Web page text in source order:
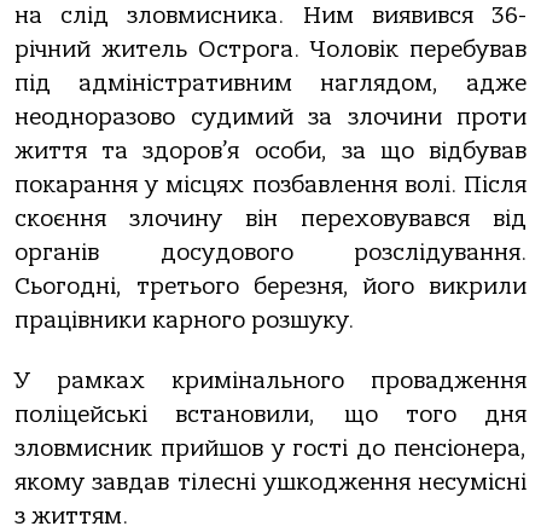
на слід зловмисника. Ним виявився 36-
річний житель Острога. Чоловік перебував
під адміністративним наглядом, адже
неодноразово судимий за злочини проти
життя та здоров’я особи, за що відбував
покарання у місцях позбавлення волі. Після
скоєння злочину він переховувався від
органів досудового розслідування.
Сьогодні, третього березня, його викрили
працівники карного розшуку.
У рамках кримінального провадження
поліцейські встановили, що того дня
зловмисник прийшов у гості до пенсіонера,
якому завдав тілесні ушкодження несумісні
з життям.